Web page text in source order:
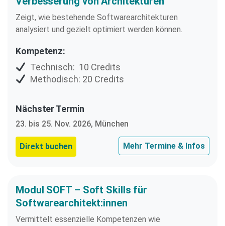
Zeigt, wie bestehende Softwarearchitekturen
analysiert und gezielt optimiert werden können.
Kompetenz:
Technisch: 10 Credits
Methodisch: 20 Credits
Nächster Termin
23. bis 25. Nov. 2026, München
Direkt buchen Mehr Termine & Infos
Modul SOFT – Soft Skills für
Softwarearchitekt:innen
Vermittelt essenzielle Kompetenzen wie